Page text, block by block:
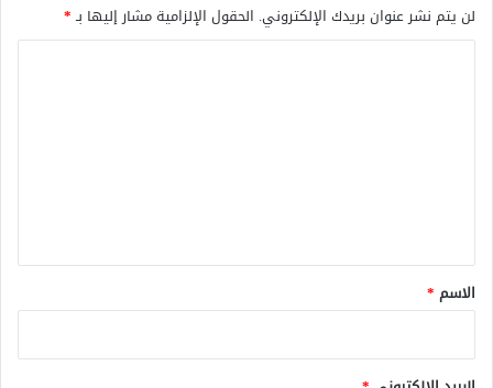
لن يتم نشر عنوان بريدك الإلكتروني. الحقول الإلزامية مشار إليها بـ*
*
الاسم *